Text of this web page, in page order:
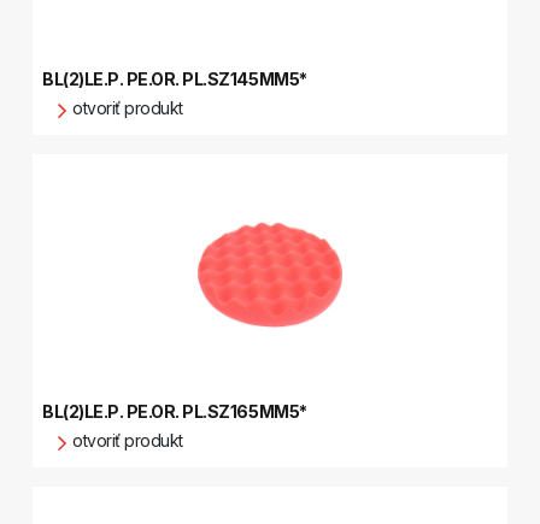
BL(2)LE.P. PE.OR. PL.SZ145MM5*
otvoriť produkt
BL(2)LE.P. PE.OR. PL.SZ165MM5*
otvoriť produkt